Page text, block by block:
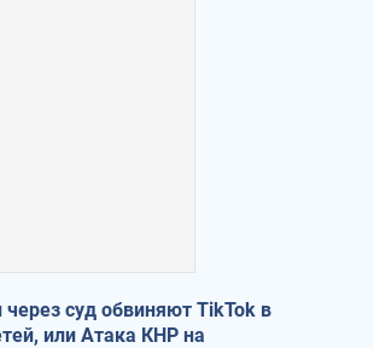
суд обвиняют TikTok в
или Атака КНР на